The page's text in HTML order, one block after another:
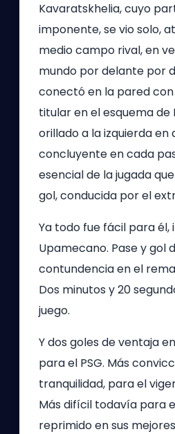
Kavaratskhelia, cuyo
imponente, se vio solo,
medio campo rival, en
mundo por delante por
conectó en la pared con
titular en el esquema de
orillado a la izquierda en
concluyente en cada
esencial de la jugada
gol, conducida por el
Ya todo fue fácil para
Upamecano. Pase y gol
contundencia en el
Dos minutos y 20
juego.
Y dos goles de ventaja
para el PSG. Más
tranquilidad, para el
Más difícil todavía para
reprimido en sus